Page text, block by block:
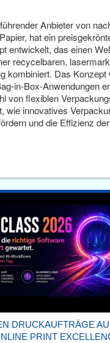
Anbieter von
hat ein
entwickelt, das einen
recycelbaren,
kombiniert. Das Konzept
in-Box-Anwendungen
von flexiblen
wie innovatives
und die Effizienz
DRUCKAUFTRÄGE
PRINT